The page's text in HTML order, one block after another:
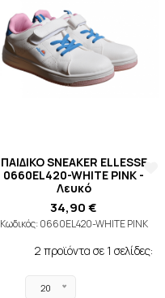
ΠΑΙΔΙΚΟ SNEAKER ELLESSE
0660EL420-WHITE PINK -
Λευκό
34,90 €
Κωδικός: 0660EL420-WHITE PINK
2 προϊόντα σε 1 σελίδες:
20